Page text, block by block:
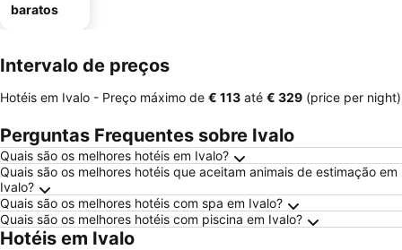
baratos
Intervalo de preços
Hotéis em Ivalo - Preço máximo de ‎€ 113 até ‎€ 329 (price per night)
Perguntas Frequentes sobre Ivalo
Quais são os melhores hotéis em Ivalo?
Quais são os melhores hotéis que aceitam animais de estimação em
Ivalo?
Quais são os melhores hotéis com spa em Ivalo?
Quais são os melhores hotéis com piscina em Ivalo?
Hotéis em Ivalo